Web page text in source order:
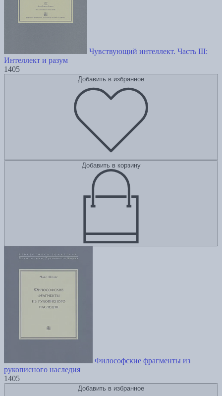
Чувствующий интеллект. Часть III:
Интеллект и разум
1405
Добавить в избранное
Добавить в корзину
Философские фрагменты из
рукописного наследия
1405
Добавить в избранное